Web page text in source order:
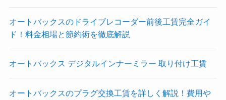
オートバックスのドライブレコーダー前後工賃完全ガイ
ド！料金相場と節約術を徹底解説
オートバックス デジタルインナーミラー 取り付け工賃
オートバックスのプラグ交換工賃を詳しく解説！費用や